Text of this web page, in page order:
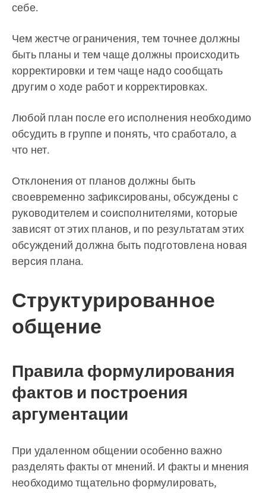
себе.
Чем жестче ограничения, тем точнее должны
быть планы и тем чаще должны происходить
корректировки и тем чаще надо сообщать
другим о ходе работ и корректировках.
Любой план после его исполнения необходимо
обсудить в группе и понять, что сработало, а
что нет.
Отклонения от планов должны быть
своевременно зафиксированы, обсуждены с
руководителем и соисполнителями, которые
зависят от этих планов, и по результатам этих
обсуждений должна быть подготовлена новая
версия плана.
Структурированное
общение
Правила формулирования
фактов и построения
аргументации
При удаленном общении особенно важно
разделять факты от мнений. И факты и мнения
необходимо тщательно формулировать,